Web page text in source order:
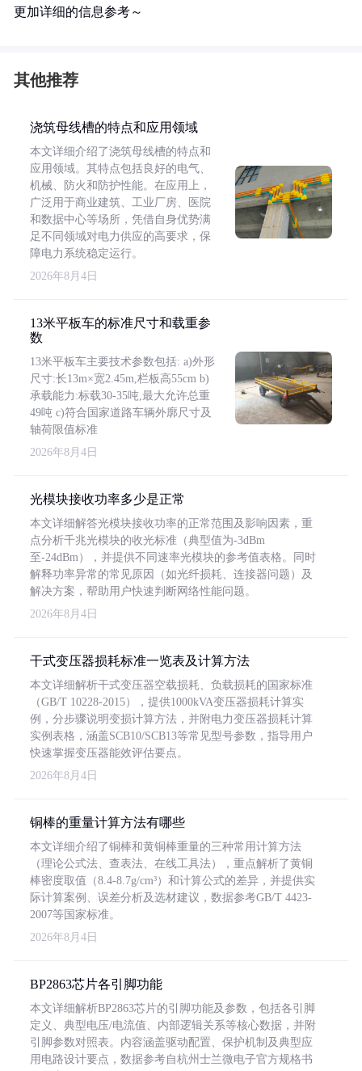
更加详细的信息参考～
其他推荐
浇筑母线槽的特点和应用领域
本文详细介绍了浇筑母线槽的特点和
应用领域。其特点包括良好的电气、
机械、防火和防护性能。在应用上，
广泛用于商业建筑、工业厂房、医院
和数据中心等场所，凭借自身优势满
足不同领域对电力供应的高要求，保
障电力系统稳定运行。
2026年8月4日
13米平板车的标准尺寸和载重参
数
13米平板车主要技术参数包括: a)外形
尺寸:长13m×宽2.45m,栏板高55cm b)
承载能力:标载30-35吨,最大允许总重
49吨 c)符合国家道路车辆外廓尺寸及
轴荷限值标准
2026年8月4日
光模块接收功率多少是正常
本文详细解答光模块接收功率的正常范围及影响因素，重
点分析千兆光模块的收光标准（典型值为-3dBm
至-24dBm），并提供不同速率光模块的参考值表格。同时
解释功率异常的常见原因（如光纤损耗、连接器问题）及
解决方案，帮助用户快速判断网络性能问题。
2026年8月4日
干式变压器损耗标准一览表及计算方法
本文详细解析干式变压器空载损耗、负载损耗的国家标准
（GB/T 10228-2015），提供1000kVA变压器损耗计算实
例，分步骤说明变损计算方法，并附电力变压器损耗计算
实例表格，涵盖SCB10/SCB13等常见型号参数，指导用户
快速掌握变压器能效评估要点。
2026年8月4日
铜棒的重量计算方法有哪些
本文详细介绍了铜棒和黄铜棒重量的三种常用计算方法
（理论公式法、查表法、在线工具法），重点解析了黄铜
棒密度取值（8.4-8.7g/cm³）和计算公式的差异，并提供实
际计算案例、误差分析及选材建议，数据参考GB/T 4423-
2007等国家标准。
2026年8月4日
BP2863芯片各引脚功能
本文详细解析BP2863芯片的引脚功能及参数，包括各引脚
定义、典型电压/电流值、内部逻辑关系等核心数据，并附
引脚参数对照表。内容涵盖驱动配置、保护机制及典型应
用电路设计要点，数据参考自杭州士兰微电子官方规格书